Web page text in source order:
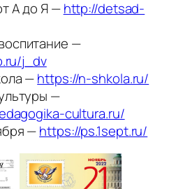
А до Я —http://detsad-
—
j_dv
—https://n-shkola.ru/
—
cultura.ru/
—https://ps.1sept.ru/